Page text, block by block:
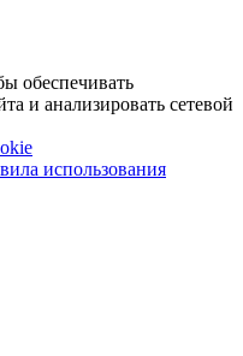
обеспечивать
и анализировать сетевой
использования